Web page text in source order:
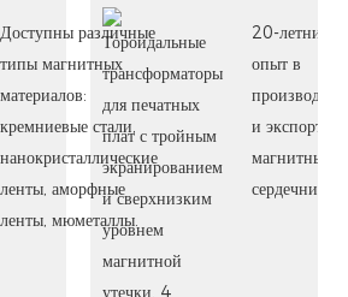
Доступны различные
типы магнитных
материалов:
кремниевые стали,
нанокристаллические
ленты, аморфные
ленты, мюметаллы.
20-летний
опыт в
и экспорте
магнитных
сердечников.